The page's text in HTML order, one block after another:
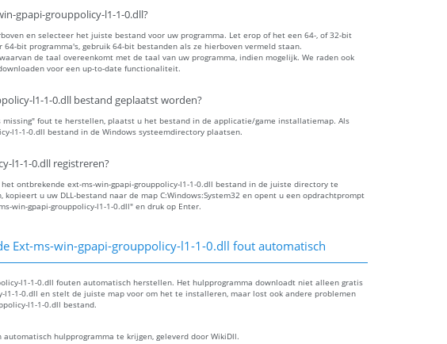
gpapi-grouppolicy-l1-1-0.dll?
en selecteer het juiste bestand voor uw programma. Let erop of het een 64-, of 32-bit
bit programma's, gebruik 64-bit bestanden als ze hierboven vermeld staan.
de taal overeenkomt met de taal van uw programma, indien mogelijk. We raden ook
voor een up-to-date functionaliteit.
l1-1-0.dll bestand geplaatst worden?
missing" fout te herstellen, plaatst u het bestand in de applicatie/game installatiemap. Als
l1-1-0.dll bestand in de Windows systeemdirectory plaatsen.
l1-1-0.dll registreren?
ontbrekende ext-ms-win-gpapi-grouppolicy-l1-1-0.dll bestand in de juiste directory te
u uw DLL-bestand naar de map C:Windows:System32 en opent u een opdrachtprompt
win-gpapi-grouppolicy-l1-1-0.dll" en druk op Enter.
Ext-ms-win-gpapi-grouppolicy-l1-1-0.dll fout automatisch
l1-1-0.dll fouten automatisch herstellen. Het hulpprogramma downloadt niet alleen gratis
l1-1-0.dll en stelt de juiste map voor om het te installeren, maar lost ook andere problemen
l1-1-0.dll bestand.
automatisch hulpprogramma te krijgen, geleverd door WikiDll.